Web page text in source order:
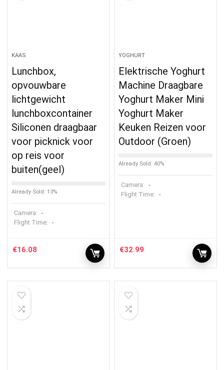
KAAS
Lunchbox,
opvouwbare
lichtgewicht
lunchboxcontainer
Siliconen draagbaar
voor picknick voor
op reis voor
buiten(geel)
Already Sold: 13%
Camera: -
Flight Time: -
€16.08
YOGHURT
Elektrische Yoghurt
Machine Draagbare
Yoghurt Maker Mini
Yoghurt Maker
Keuken Reizen voor
Outdoor (Groen)
Already Sold: 40%
Camera: -
Flight Time: -
€32.99